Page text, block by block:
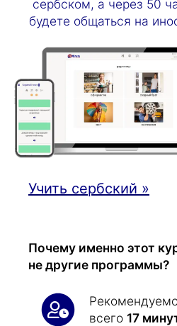
сербском, а через 50
будете общаться на
Учить сербский »
Почему именно этот
не другие программы?
всего 17